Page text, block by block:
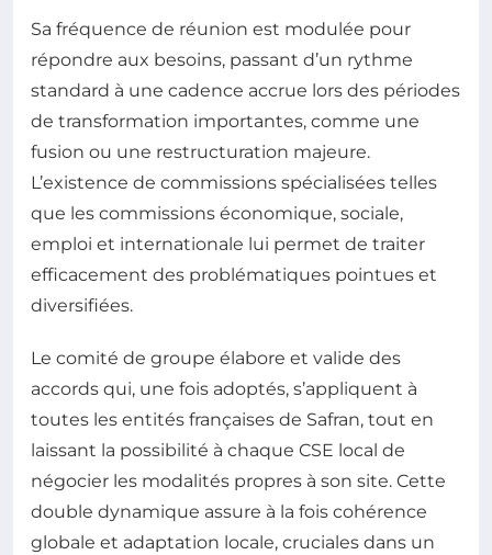
Sa fréquence de réunion est modulée pour
répondre aux besoins, passant d’un rythme
standard à une cadence accrue lors des périodes
de transformation importantes, comme une
fusion ou une restructuration majeure.
L’existence de commissions spécialisées telles
que les commissions économique, sociale,
emploi et internationale lui permet de traiter
efficacement des problématiques pointues et
diversifiées.
Le comité de groupe élabore et valide des
accords qui, une fois adoptés, s’appliquent à
toutes les entités françaises de Safran, tout en
laissant la possibilité à chaque CSE local de
négocier les modalités propres à son site. Cette
double dynamique assure à la fois cohérence
globale et adaptation locale, cruciales dans un